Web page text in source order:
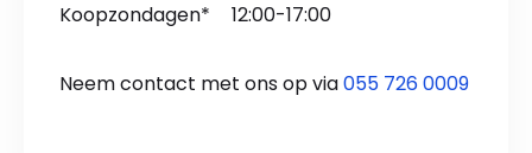
Koopzondagen*
12:00-17:00
Neem contact met ons op via055 726 0009